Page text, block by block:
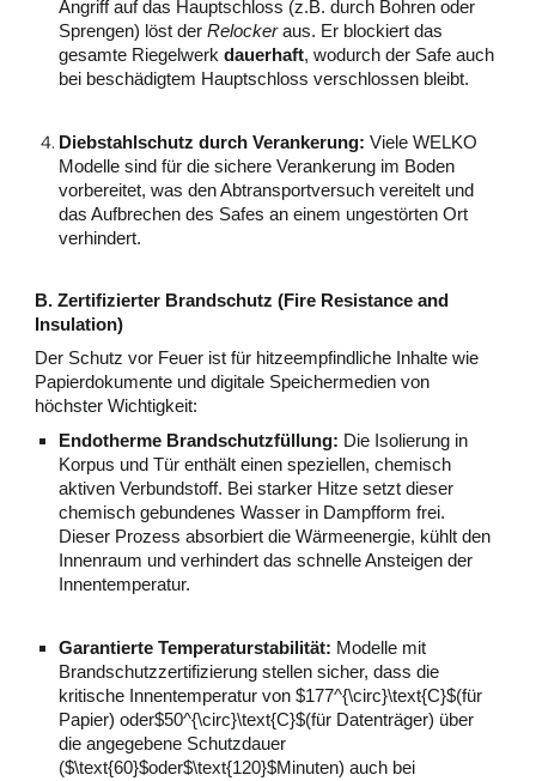
Angriff auf das Hauptschloss (z.B. durch Bohren oder
Sprengen) löst derRelockeraus. Er blockiert das
gesamte Riegelwerkdauerhaft, wodurch der Safe auch
bei beschädigtem Hauptschloss verschlossen bleibt.
Diebstahlschutz durch Verankerung: Viele WELKO
Modelle sind für die sichere Verankerung im Boden
vorbereitet, was den Abtransportversuch vereitelt und
das Aufbrechen des Safes an einem ungestörten Ort
verhindert.
B. Zertifizierter Brandschutz (Fire Resistance and
Insulation)
Der Schutz vor Feuer ist für hitzeempfindliche Inhalte wie
Papierdokumente und digitale Speichermedien von
höchster Wichtigkeit:
Endotherme Brandschutzfüllung: Die Isolierung in
Korpus und Tür enthält einen speziellen, chemisch
aktiven Verbundstoff. Bei starker Hitze setzt dieser
chemisch gebundenes Wasser in Dampfform frei.
Dieser Prozess absorbiert die Wärmeenergie, kühlt den
Innenraum und verhindert das schnelle Ansteigen der
Innentemperatur.
Garantierte Temperaturstabilität: Modelle mit
Brandschutzzertifizierung stellen sicher, dass die
kritische Innentemperatur von $177^{\circ}\text{C}$(für
Papier) oder$50^{\circ}\text{C}$(für Datenträger) über
die angegebene Schutzdauer
($\text{60}$oder$\text{120}$Minuten) auch bei